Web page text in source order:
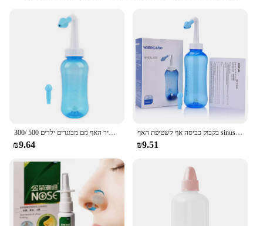
children's comfort
Usage and Purpose: Effective for nasal and oral
Typical Adaptive Scenario: Suitable for home and
school use
Shape or Size or Weight or Quantity:
Comprehensive set with easy-to-use components
Performance and Property: Formulated to soothe
and alleviate allergic reactions
Features:
|Vendors|
**Comprehensive Relief for Young Ones**
The Children’s Allergy Relief Set is meticulously
crafted to provide comfort and respite to children
suffering from various allergies. This all-in-one
solution includes essential items designed to target
300/ 500 מ ל אף לשטוף מערכת סינוס אלרגיות הקלה לחץ האף לשטוף את הניטי סיר האף גזם מבוגרים ילדים
₪9.64
בקבוק כביסה אף לשטיפת האף sinusite sinusite נזלת אלרגית טיפול בשטיפה האף מלח לילד מבוגר 300 מ "ל
₪9.51